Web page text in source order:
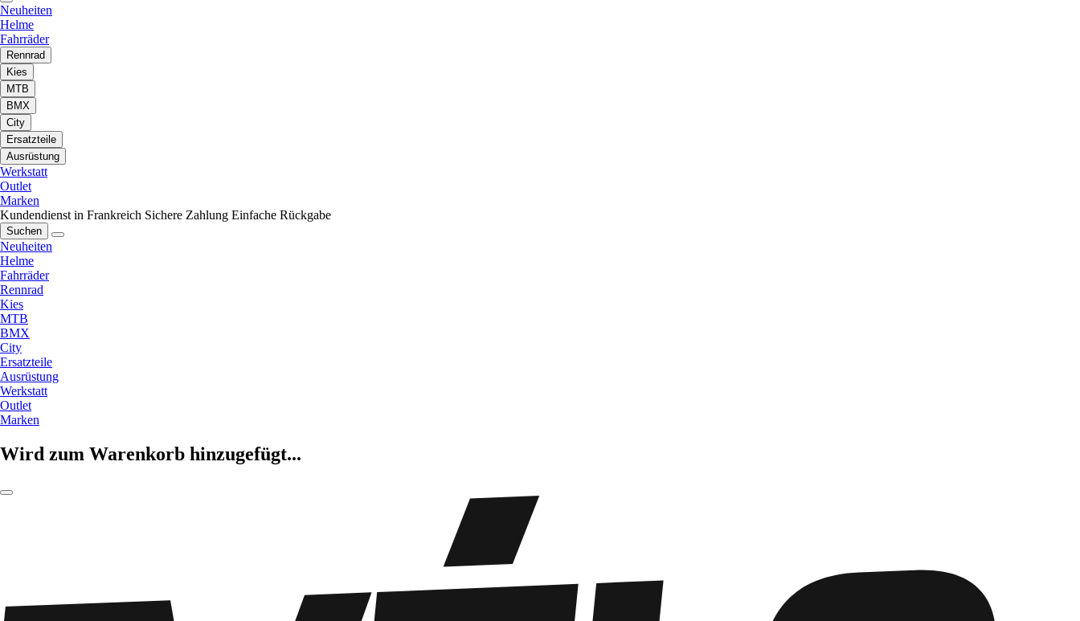
Neuheiten
Helme
Fahrräder
Rennrad
Kies
MTB
BMX
City
Ersatzteile
Ausrüstung
Werkstatt
Outlet
Marken
Kundendienst in Frankreich Sichere Zahlung Einfache Rückgabe
Suchen
Neuheiten
Helme
Fahrräder
Rennrad
Kies
MTB
BMX
City
Ersatzteile
Ausrüstung
Werkstatt
Outlet
Marken
Wird zum Warenkorb hinzugefügt...